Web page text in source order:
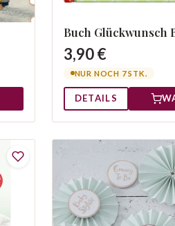
Buch Glückwunsch
3,90 €
NUR NOCH 7 STK.
DETAILS